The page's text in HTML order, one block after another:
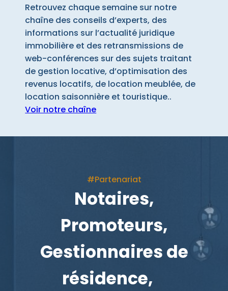
Retrouvez chaque semaine sur notre
chaîne des conseils d’experts, des
informations sur l’actualité juridique
immobilière et des retransmissions de
web-conférences sur des sujets traitant
de gestion locative, d’optimisation des
revenus locatifs, de location meublée, de
location saisonnière et touristique..
Voir notre chaîne
#Partenariat
Notaires,
Promoteurs,
Gestionnaires de
résidence,